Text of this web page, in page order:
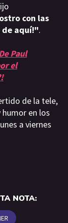
con las
de aquí!".
Paul
el
de la tele,
en los
a viernes
NOTA: